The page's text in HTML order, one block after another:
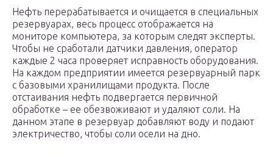
Нефть перерабатывается и очищается в специальных
резервуарах, весь процесс отображается на
мониторе компьютера, за которым следят эксперты.
Чтобы не сработали датчики давления, оператор
каждые 2 часа проверяет исправность оборудования.
На каждом предприятии имеется резервуарный парк
с базовыми хранилищами продукта. После
отстаивания нефть подвергается первичной
обработке – ее обезвоживают и удаляют соли. На
данном этапе в резервуар добавляют воду и подают
электричество, чтобы соли осели на дно.